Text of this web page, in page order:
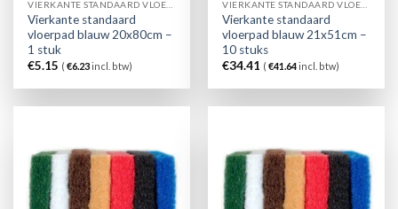
Vierkante standaard
vloerpad blauw 20x80cm –
1 stuk
€5.15 (€6.23incl. btw)
Vierkante standaard
vloerpad blauw 21x51cm –
10 stuks
€34.41 (€41.64incl. btw)